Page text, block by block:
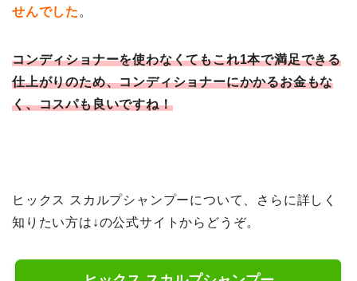
せんでした 。
コンディショナーを使わなくてもこれ1本で満足できる
仕上がりのため、コンディショナーにかかるお金もな
く、コスパも良いですね！
ヒックス スカルプシャンプーについて、さらに詳しく
知りたい方は↓の公式サイトからどうぞ。